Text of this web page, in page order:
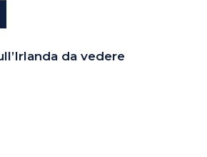
da vedere